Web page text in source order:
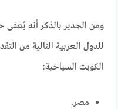
ومن الجدير بالذكر أنه يُعفى
للدول العربية التالية من
الكويت السياحية:
مصر.